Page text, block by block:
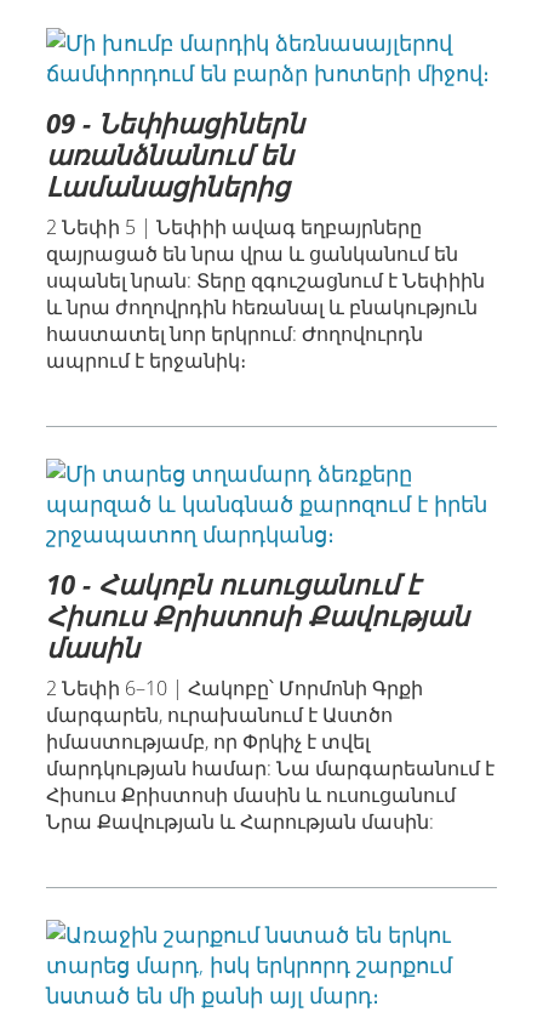
09 - Նեփիացիներն
առանձնանում են
Լամանացիներից
2 Նեփի 5 | Նեփիի ավագ եղբայրները
զայրացած են նրա վրա և ցանկանում են
սպանել նրան: Տերը զգուշացնում է Նեփիին
և նրա ժողովրդին հեռանալ և բնակություն
հաստատել նոր երկրում: Ժողովուրդն
ապրում է երջանիկ։
10 - Հակոբն ուսուցանում է
Հիսուս Քրիստոսի Քավության
մասին
2 Նեփի 6–10 | Հակոբը՝ Մորմոնի Գրքի
մարգարեն, ուրախանում է Աստծո
իմաստությամբ, որ Փրկիչ է տվել
մարդկության համար: Նա մարգարեանում է
Հիսուս Քրիստոսի մասին և ուսուցանում
Նրա Քավության և Հարության մասին: